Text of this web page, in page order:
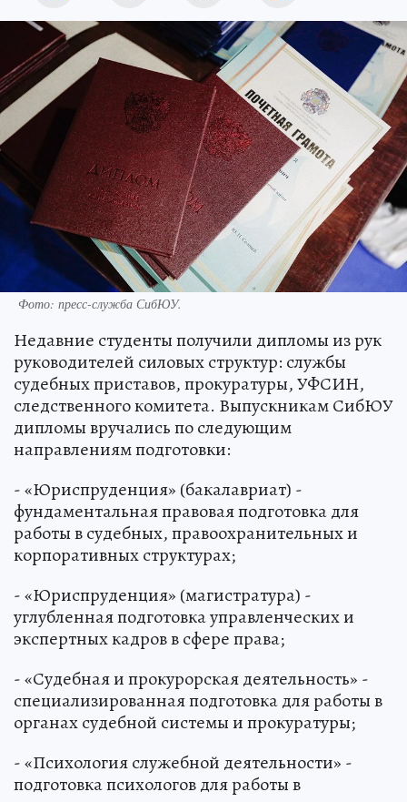
Фото: пресс-служба СибЮУ.
Недавние студенты получили дипломы из рук
руководителей силовых структур: службы
судебных приставов, прокуратуры, УФСИН,
следственного комитета. Выпускникам СибЮУ
дипломы вручались по следующим
направлениям подготовки:
- «Юриспруденция» (бакалавриат) -
фундаментальная правовая подготовка для
работы в судебных, правоохранительных и
корпоративных структурах;
- «Юриспруденция» (магистратура) -
углубленная подготовка управленческих и
экспертных кадров в сфере права;
- «Судебная и прокурорская деятельность» -
специализированная подготовка для работы в
органах судебной системы и прокуратуры;
- «Психология служебной деятельности» -
подготовка психологов для работы в